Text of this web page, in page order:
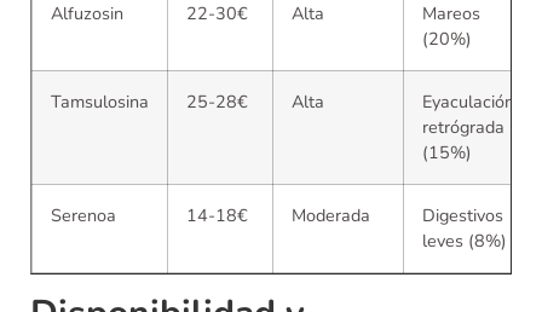
Alfuzosin 22-30€ Alta
Mareos
(20%)
Tamsulosina 25-28€ Alta
Eyaculación
retrógrada
(15%)
Serenoa 14-18€ Moderada
Digestivos
leves (8%)